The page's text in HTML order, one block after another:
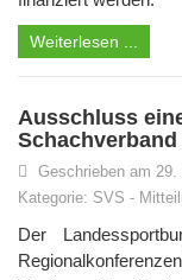
Weiterlesen ...
Ausschluss
Schachverband
Geschrieben am 29.
Kategorie: SVS -
Der